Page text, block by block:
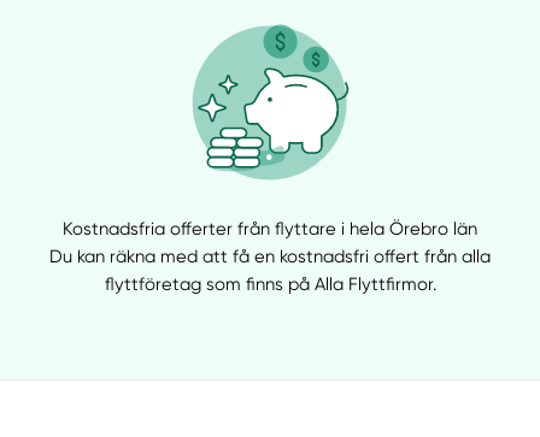
Kostnadsfria offerter från flyttare i hela Örebro län
Du kan räkna med att få en kostnadsfri offert från alla
flyttföretag som finns på Alla Flyttfirmor.